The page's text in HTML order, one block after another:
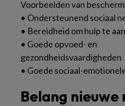
Voorbeelden van
• Ondersteunend sociaal
• Bereidheid om hulp te
• Goede opvoed- en
gezondheidsvaardigheden
• Goede sociaal-
Belang